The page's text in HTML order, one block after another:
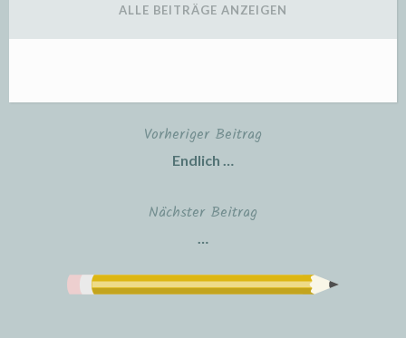
ALLE BEITRÄGE ANZEIGEN
BeitragsnavigationVorheriger Beitrag
Endlich …
Nächster Beitrag
…